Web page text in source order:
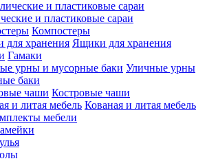
и пластиковые сараи
Компостеры
Ящики для хранения
Гамаки
Уличные урны
баки
Костровые чаши
Кованая и литая мебель
мебели